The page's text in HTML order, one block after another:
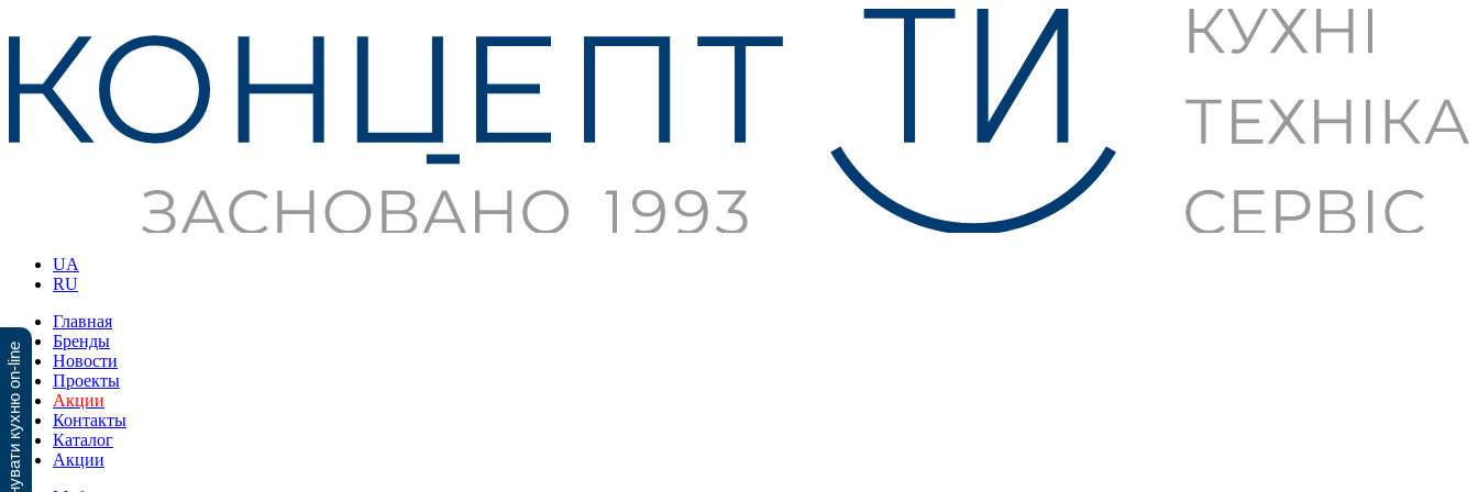
UA
RU
Главная
Бренды
Новости
Проекты
Акции
Контакты
Каталог
Акции
Спланувати кухню on-line